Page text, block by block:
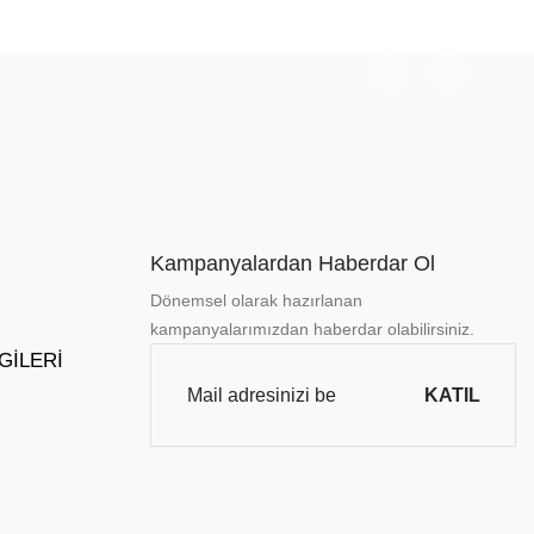
Kampanyalardan Haberdar Ol
Dönemsel olarak hazırlanan
kampanyalarımızdan haberdar olabilirsiniz.